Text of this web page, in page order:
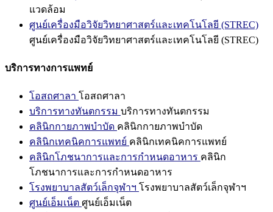
แวดล้อม
ศูนย์เครื่องมือวิจัยวิทยาศาสตร์และเทคโนโลยี (STREC)
ศูนย์เครื่องมือวิจัยวิทยาศาสตร์และเทคโนโลยี (STREC)
บริการทางการแพทย์
โอสถศาลา โอสถศาลา
บริการทางทันตกรรม บริการทางทันตกรรม
คลินิกกายภาพบำบัด คลินิกกายภาพบำบัด
คลินิกเทคนิคการแพทย์ คลินิกเทคนิคการแพทย์
คลินิกโภชนาการและการกำหนดอาหาร คลินิก
โภชนาการและการกำหนดอาหาร
โรงพยาบาลสัตว์เล็กจุฬาฯ โรงพยาบาลสัตว์เล็กจุฬาฯ
ศูนย์เอ็มเน็ต ศูนย์เอ็มเน็ต